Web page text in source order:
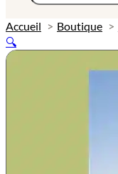
Accueil Boutique
🔍